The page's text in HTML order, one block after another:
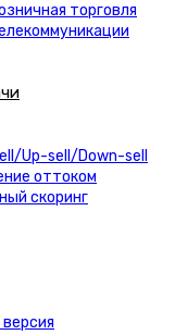
торговля
Up-sell/Down-sell
оттоком
скоринг